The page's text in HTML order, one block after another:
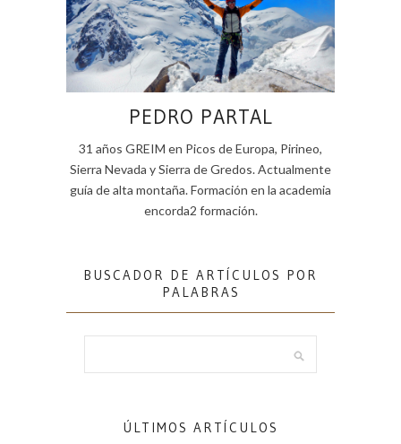
PEDRO PARTAL
31 años GREIM en Picos de Europa, Pirineo,
Sierra Nevada y Sierra de Gredos. Actualmente
guía de alta montaña. Formación en la academia
encorda2 formación.
BUSCADOR DE ARTÍCULOS POR
PALABRAS
ÚLTIMOS ARTÍCULOS